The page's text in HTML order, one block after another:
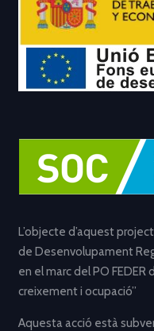
L’objecte d’aquest
de Desenvolupament
en el marc del PO
creixement i ocupació”
Aquesta acció està